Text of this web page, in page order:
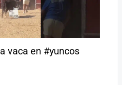
vaca en #yuncos